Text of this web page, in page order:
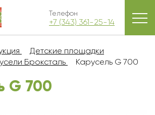
Телефон
+7 (343) 361-25-14
Детские площадки
Броксталь Карусель G 700
G 700